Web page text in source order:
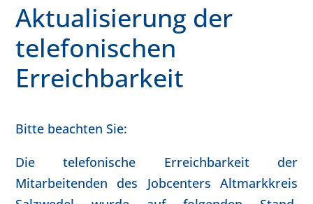
Aktualisierung der
telefonischen
Erreichbarkeit
Bitte beachten Sie:
Die telefonische Erreichbarkeit der
Mitarbeitenden des Jobcenters Altmarkkreis